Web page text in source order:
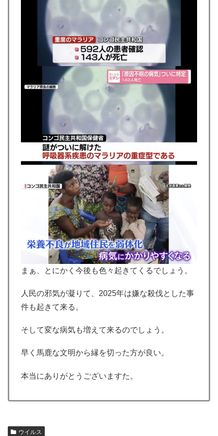
まぁ、とにかく今後も色々起きてくるでしょう。
人民の邪気が凝りて、2025年は嫌な殺伐とした事
件も起きて来る。
そして変な病気も増えて来るのでしょう。
早く馬鹿な文明から縁を切った方が良い。
本当にありがとうございますた。
ウイルス